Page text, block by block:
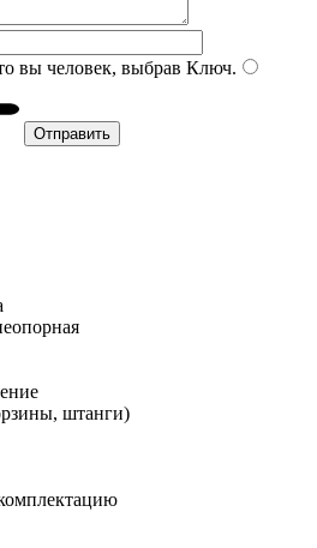
вы человек, выбрав Ключ.
штанги)